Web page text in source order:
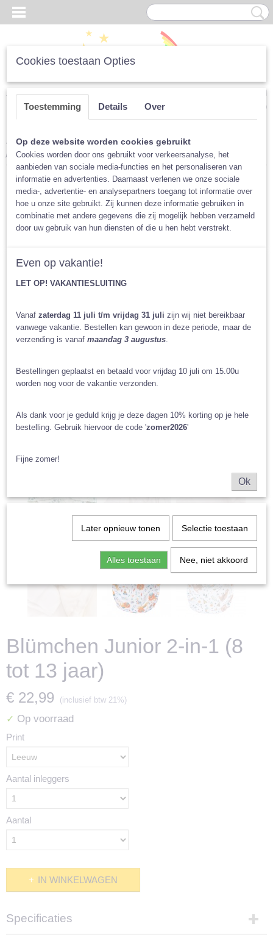
Inloggen Registreren
(0)
Home >Luiers>Junior Luiers>Blümchen Junior 2-in-1 (8 tot 13
jaar)
Blümchen Junior 2-in-1 (8
tot 13 jaar)
€ 22,99 (inclusief btw 21%)
✓ Op voorraad
Print
Aantal inleggers
Aantal
IN WINKELWAGEN
Specificaties
Cookies toestaan Opties
Toestemming Details Over
Op deze website worden cookies gebruikt
Cookies worden door ons gebruikt voor verkeersanalyse, het
aanbieden van sociale media-functies en het personaliseren van
informatie en advertenties. Daarnaast verlenen we onze sociale
media-, advertentie- en analysepartners toegang tot informatie over
hoe u onze site gebruikt. Zij kunnen deze informatie gebruiken in
combinatie met andere gegevens die zij mogelijk hebben verzameld
door uw gebruik van hun diensten of die u hen hebt verstrekt.
Even op vakantie!
LET OP! VAKANTIESLUITING
Vanaf zaterdag 11 juli t/m vrijdag 31 juli zijn wij niet bereikbaar
vanwege vakantie. Bestellen kan gewoon in deze periode, maar de
verzending is vanaf maandag 3 augustus.
Bestellingen geplaatst en betaald voor vrijdag 10 juli om 15.00u
worden nog voor de vakantie verzonden.
Als dank voor je geduld krijg je deze dagen 10% korting op je hele
bestelling. Gebruik hiervoor de code 'zomer2026'
Fijne zomer!
Ok
Later opnieuw tonen Selectie toestaan
Alles toestaan Nee, niet akkoord